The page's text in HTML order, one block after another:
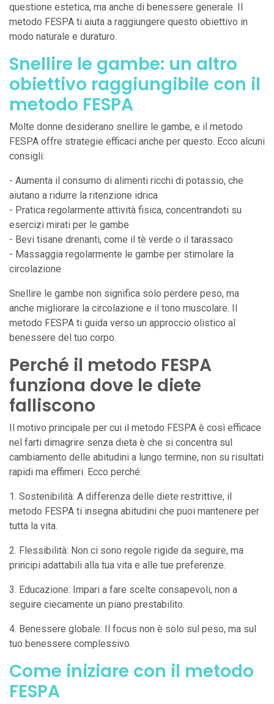
questione estetica, ma anche di benessere generale. Il
metodo FESPA ti aiuta a raggiungere questo obiettivo in
modo naturale e duraturo.
Snellire le gambe: un altro
obiettivo raggiungibile con il
metodo FESPA
Molte donne desiderano snellire le gambe, e il metodo
FESPA offre strategie efficaci anche per questo. Ecco alcuni
consigli:
- Aumenta il consumo di alimenti ricchi di potassio, che
aiutano a ridurre la ritenzione idrica
- Pratica regolarmente attività fisica, concentrandoti su
esercizi mirati per le gambe
- Bevi tisane drenanti, come il tè verde o il tarassaco
- Massaggia regolarmente le gambe per stimolare la
circolazione
Snellire le gambe non significa solo perdere peso, ma
anche migliorare la circolazione e il tono muscolare. Il
metodo FESPA ti guida verso un approccio olistico al
benessere del tuo corpo.
Perché il metodo FESPA
funziona dove le diete
falliscono
Il motivo principale per cui il metodo FESPA è così efficace
nel farti dimagrire senza dieta è che si concentra sul
cambiamento delle abitudini a lungo termine, non su risultati
rapidi ma effimeri. Ecco perché:
1. Sostenibilità: A differenza delle diete restrittive, il
metodo FESPA ti insegna abitudini che puoi mantenere per
tutta la vita.
2. Flessibilità: Non ci sono regole rigide da seguire, ma
principi adattabili alla tua vita e alle tue preferenze.
3. Educazione: Impari a fare scelte consapevoli, non a
seguire ciecamente un piano prestabilito.
4. Benessere globale: Il focus non è solo sul peso, ma sul
tuo benessere complessivo.
Come iniziare con il metodo
FESPA